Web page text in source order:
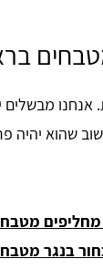
מבשלים
חשוב שהוא
בנגר